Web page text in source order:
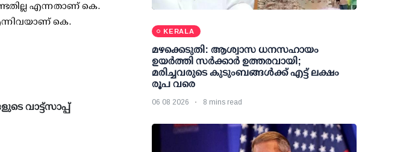
എന്നതാണ് കെ.
കെ.
വാട്ട്സാപ്പ്
KERALA
മഴക്കെടുതി: ആശ്വാസ ധനസഹായം
ഉയര്‍ത്തി സര്‍ക്കാര്‍ ഉത്തരവായി;
മരിച്ചവരുടെ കുടുംബങ്ങള്‍ക്ക് എട്ട് ലക്ഷം
രൂപ വരെ
06 08 2026 8 mins read